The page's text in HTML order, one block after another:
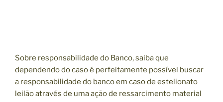
Sobre responsabilidade do Banco, saiba que
dependendo do caso é perfeitamente possível buscar
a responsabilidade do banco em caso de estelionato
leilão através de uma ação de ressarcimento material